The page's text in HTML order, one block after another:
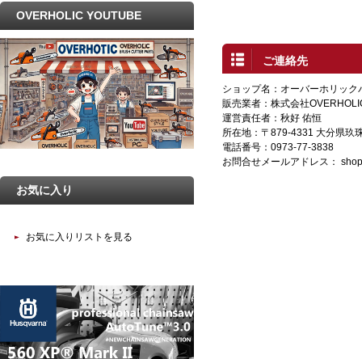
ご連絡先
ショップ名：オーバーホリック
販売業者：株式会社
運営責任者：秋好 佑恒
所在地：〒879-4331 大分県玖
電話番号：0973-77-3838
お問合せメールアドレス：
OVERHOLIC YOUTUBE
お気に入り
お気に入りリストを見る